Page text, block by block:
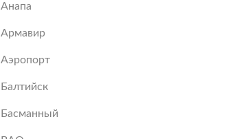
Анапа
Армавир
Аэропорт
Балтийск
Басманный